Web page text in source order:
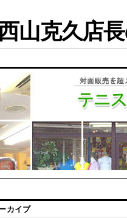
山克久店
カイブ